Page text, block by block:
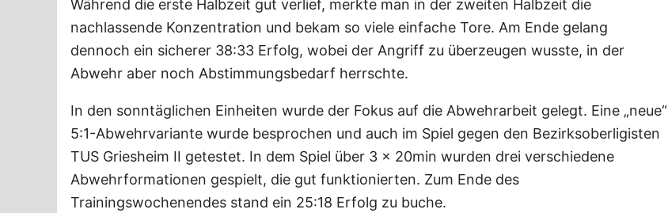
Während die erste Halbzeit gut verlief, merkte man in der zweiten Halbzeit die
nachlassende Konzentration und bekam so viele einfache Tore. Am Ende gelang
dennoch ein sicherer 38:33 Erfolg, wobei der Angriff zu überzeugen wusste, in der
Abwehr aber noch Abstimmungsbedarf herrschte.
In den sonntäglichen Einheiten wurde der Fokus auf die Abwehrarbeit gelegt. Eine „neue“
5:1-Abwehrvariante wurde besprochen und auch im Spiel gegen den Bezirksoberligisten
TUS Griesheim II getestet. In dem Spiel über 3 x 20min wurden drei verschiedene
Abwehrformationen gespielt, die gut funktionierten. Zum Ende des
Trainingswochenendes stand ein 25:18 Erfolg zu buche.